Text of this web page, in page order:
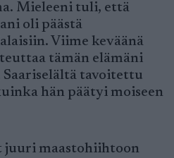
Mieleeni tuli, että
oli päästä
Viime keväänä
tämän elämäni
tavoitettu
hän päätyi moiseen
juuri maastohiihtoon